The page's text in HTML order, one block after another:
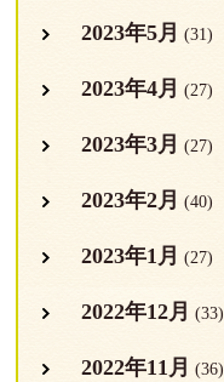
2023年5月 (31)
2023年4月 (27)
2023年3月 (27)
2023年2月 (40)
2023年1月 (27)
2022年12月 (33)
2022年11月 (36)